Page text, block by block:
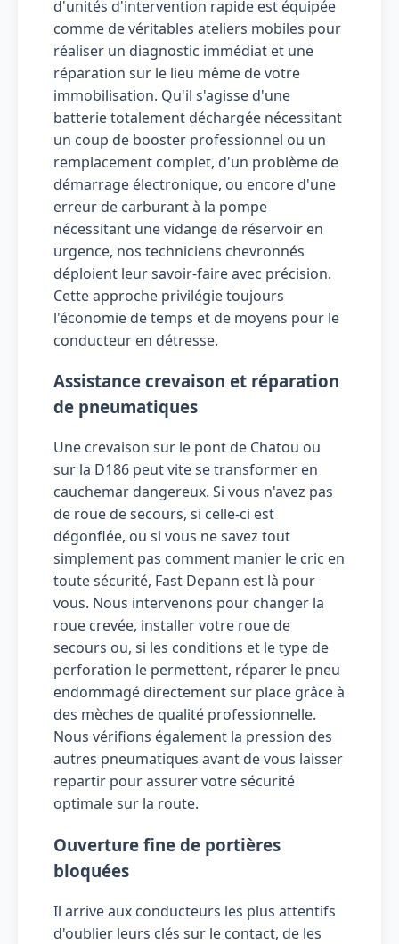
d'unités d'intervention rapide est équipée
comme de véritables ateliers mobiles pour
réaliser un diagnostic immédiat et une
réparation sur le lieu même de votre
immobilisation. Qu'il s'agisse d'une
batterie totalement déchargée nécessitant
un coup de booster professionnel ou un
remplacement complet, d'un problème de
démarrage électronique, ou encore d'une
erreur de carburant à la pompe
nécessitant une vidange de réservoir en
urgence, nos techniciens chevronnés
déploient leur savoir-faire avec précision.
Cette approche privilégie toujours
l'économie de temps et de moyens pour le
conducteur en détresse.
Assistance crevaison et réparation
de pneumatiques
Une crevaison sur le pont de Chatou ou
sur la D186 peut vite se transformer en
cauchemar dangereux. Si vous n'avez pas
de roue de secours, si celle-ci est
dégonflée, ou si vous ne savez tout
simplement pas comment manier le cric en
toute sécurité, Fast Depann est là pour
vous. Nous intervenons pour changer la
roue crevée, installer votre roue de
secours ou, si les conditions et le type de
perforation le permettent, réparer le pneu
endommagé directement sur place grâce à
des mèches de qualité professionnelle.
Nous vérifions également la pression des
autres pneumatiques avant de vous laisser
repartir pour assurer votre sécurité
optimale sur la route.
Ouverture fine de portières
bloquées
Il arrive aux conducteurs les plus attentifs
d'oublier leurs clés sur le contact, de les